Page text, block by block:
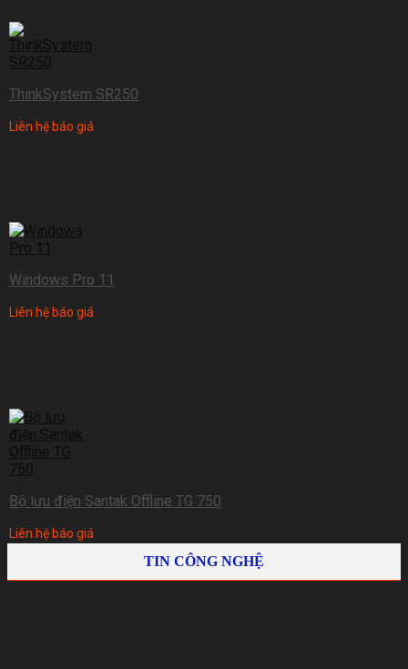
ThinkSystem SR250
Liên hệ báo giá
Windows Pro 11
Liên hệ báo giá
Bộ lưu điện Santak Offline TG 750
Liên hệ báo giá
TIN CÔNG NGHỆ